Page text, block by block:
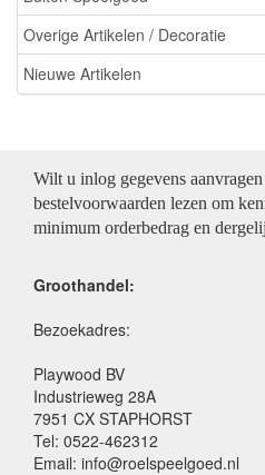
Overige Artikelen / Decoratie
Nieuwe Artikelen
Wilt u inlog gegevens
bestelvoorwaarden lezen om
minimum orderbedrag en
Groothandel:
Bezoekadres:
Playwood BV
Industrieweg 28A
7951 CX STAPHORST
Tel: 0522-462312
Email: info@roelspeelgoed.nl